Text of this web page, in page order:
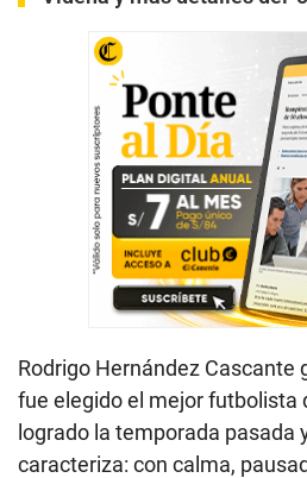
Rodrigo Hernández Cascante
fue elegido el mejor futbolista
logrado la temporada pasada
caracteriza: con calma,